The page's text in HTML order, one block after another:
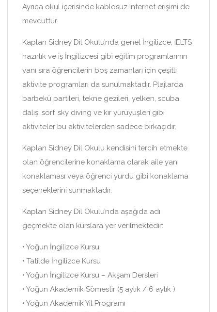
Ayrıca okul içerisinde kablosuz internet erişimi de
mevcuttur.
Kaplan Sidney Dil Okulu’nda genel İngilizce, IELTS
hazırlık ve iş İngilizcesi gibi eğitim programlarının
yanı sıra öğrencilerin boş zamanları için çeşitli
aktivite programları da sunulmaktadır. Plajlarda
barbekü partileri, tekne gezileri, yelken, scuba
dalış, sörf, sky diving ve kır yürüyüşleri gibi
aktiviteler bu aktivitelerden sadece birkaçıdır.
Kaplan Sidney Dil Okulu kendisini tercih etmekte
olan öğrencilerine konaklama olarak aile yanı
konaklaması veya öğrenci yurdu gibi konaklama
seçeneklerini sunmaktadır.
Kaplan Sidney Dil Okulu’nda aşağıda adı
geçmekte olan kurslara yer verilmektedir:
• Yoğun İngilizce Kursu
• Tatilde İngilizce Kursu
• Yoğun İngilizce Kursu – Akşam Dersleri
• Yoğun Akademik Sömestir (5 aylık / 6 aylık )
• Yoğun Akademik Yıl Programı